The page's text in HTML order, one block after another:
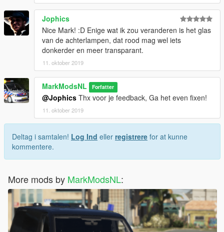
Jophics
Nice Mark! :D Enige wat ik zou veranderen is het glas
van de achterlampen, dat rood mag wel iets
donkerder en meer transparant.
11. oktober 2019
MarkModsNL Forfatter
@Jophics Thx voor je feedback, Ga het even fixen!
11. oktober 2019
Deltag i samtalen! Log Ind eller registrere for at kunne
kommentere.
More mods by MarkModsNL: